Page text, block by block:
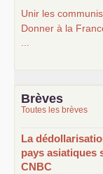
Unir les
Donner à la
...
Brèves
Toutes les brèves
La
pays asiatiques
CNBC